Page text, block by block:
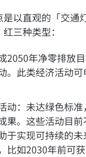
以直观的「交通
三种类型：
2050年净零排放
。此类经济活动
动：未达绿色标
果。这些活动目前
于实现可持续的
比如2030年前可获